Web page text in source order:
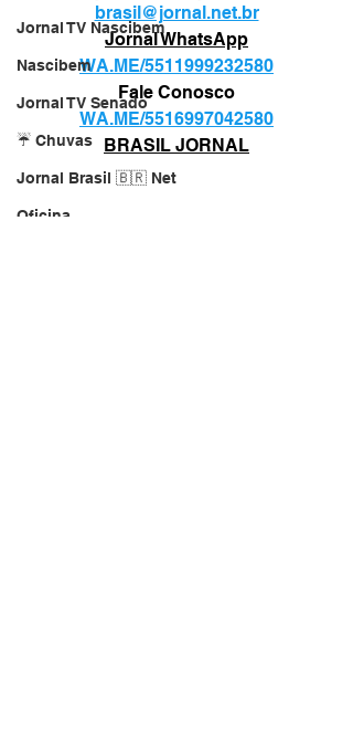
Jornal TV Nascibem
Nascibem
Jornal TV Senado
☔ Chuvas
Jornal Brasil 🇧🇷 Net
Oficina
brasil@jornal.net.br
Jornal WhatsApp
WA.ME/5511999232580
Fale Conosco
WA.ME/5516997042580
BRASIL JORNAL